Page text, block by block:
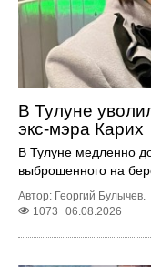
В Тулуне
экс-мэра Карих
В Тулуне медленно
выброшенного на
Автор: Георгий Булычев.
1073
06.08.2026